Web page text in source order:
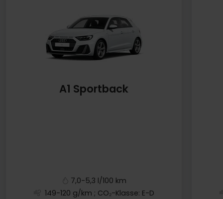
A1 Sportback
7,0-5,3 l/100 km
149-120 g/km ; CO₂-Klasse: E-D